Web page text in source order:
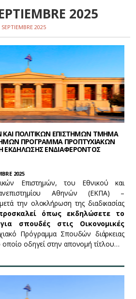
2025
2025
ΠΟΛΙΤΙΚΩΝ ΕΠΙΣΤΗΜΩΝ ΤΜΗΜΑ
ΠΡΟΓΡΑΜΜΑ ΠΡΟΠΤΥΧΙΑΚΩΝ
ΕΚΔΗΛΩΣΗΣ ΕΝΔΙΑΦΕΡΟΝΤΟΣ
2025
Επιστημών, του Εθνικού και
Αθηνών (ΕΚΠΑ) –
την ολοκλήρωση της διαδικασίας
όπως εκδηλώσετε το
σπουδές στις Οικονομικές
Πρόγραμμα Σπουδών διάρκειας
οδηγεί στην απονομή τίτλου…